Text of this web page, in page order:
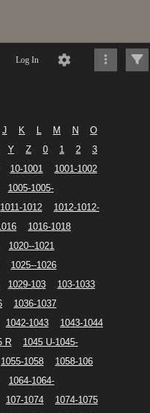
Log In
J K L M N
O
Y Z 0 1 2
3
10-1001
1001-1002
1005-1005-
1011-1012
1012-1012-
1016-1018
1020--1021
1025--1026
1029-103
103-1033
1036-1037
1042-1043
1043-1044
R
1045 U-1045-
1055-1058
1058-106
1064-1064-
107-1074
1074-1075